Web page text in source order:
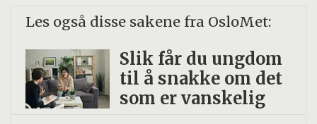
Les også disse sakene fra OsloMet:
Slik får du ungdom
til å snakke om det
som er vanskelig